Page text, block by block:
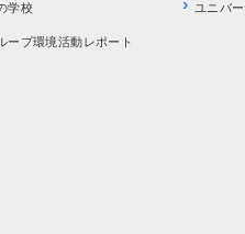
学校
ープ環境活動レポート
ユニバ